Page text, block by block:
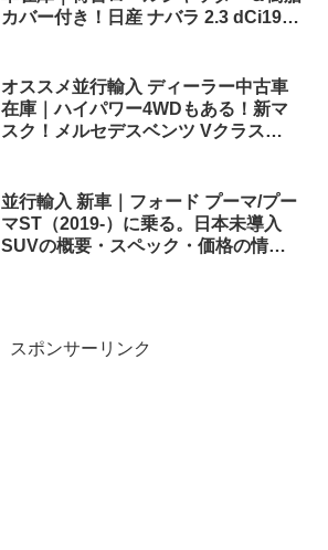
カバー付き！日産 ナバラ 2.3 dCi190
オススメ並行輸入 ディーラー中古車
在庫｜ハイパワー4WDもある！新マ
スク！メルセデスベンツ Vクラス
並行輸入 新車｜フォード プーマ/プー
マST（2019-）に乗る。日本未導入
SUVの概要・スペック・価格の情
スポンサーリンク